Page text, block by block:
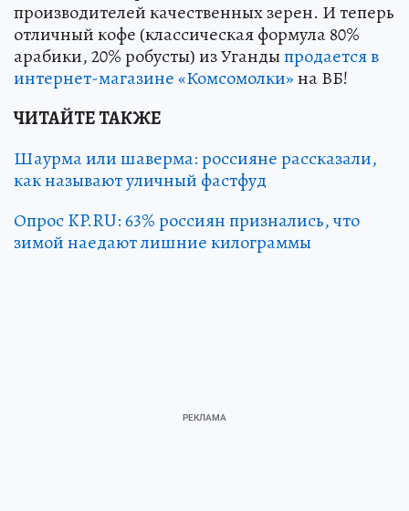
производителей качественных зерен. И теперь
отличный кофе (классическая формула 80%
арабики, 20% робусты) из Угандыпродается в
интернет-магазине «Комсомолки»на ВБ!
ЧИТАЙТЕ ТАКЖЕ
Шаурма или шаверма: россияне рассказали,
как называют уличный фастфуд
Опрос KP.RU: 63% россиян признались, что
зимой наедают лишние килограммы